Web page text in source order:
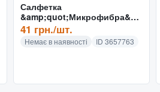
Салфетка
&amp;quot;Микрофибра&am
p;quot;&amp;quot;ZOLLEX&
amp;quot;(серая)
41 грн./шт.
Немає в наявності ID 3657763